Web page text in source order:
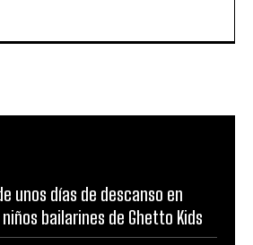
unos días de descanso en
bailarines de Ghetto Kids